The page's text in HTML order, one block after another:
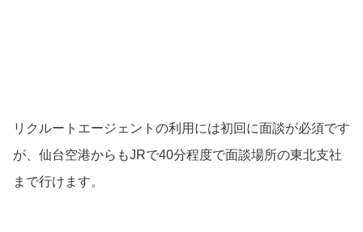
リクルートエージェントの利用には初回に面談が必須です
が、仙台空港からもJRで40分程度で面談場所の東北支社
まで行けます。